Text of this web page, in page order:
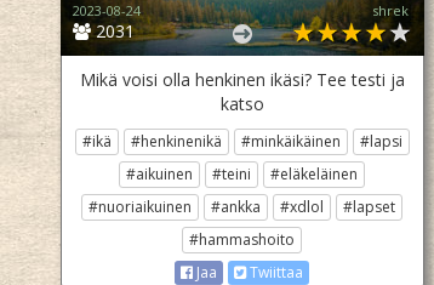
2031
2023-08-24 shrek
Mikä voisi olla henkinen ikäsi? Tee testi ja
katso
#ikä #henkinenikä #minkäikäinen
#lapsi
#aikuinen
#teini
#eläkeläinen
#nuoriaikuinen
#ankka #xdlol
#lapset
#hammashoito
Jaa
Twiittaa